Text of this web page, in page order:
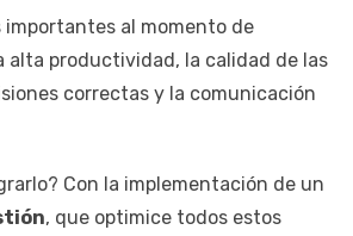
importantes al momento de
alta productividad, la calidad de las
correctas y la comunicación
Con la implementación de un
, que optimice todos estos